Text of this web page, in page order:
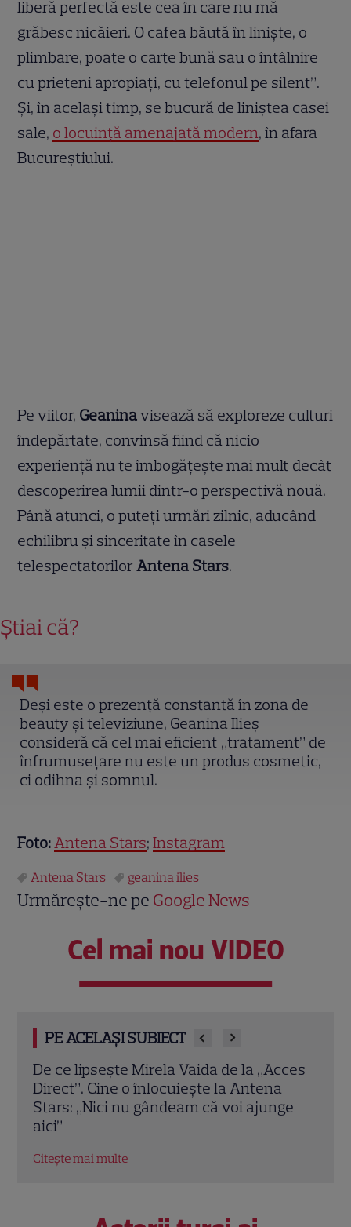
liberă perfectă este cea în care nu mă
grăbesc nicăieri. O cafea băută în linişte, o
plimbare, poate o carte bună sau o întâlnire
cu prieteni apropiaţi, cu telefonul pe silent”.
Și, în același timp, se bucură de liniștea casei
sale, o locuință amenajată modern, în afara
Bucureștiului.
Pe viitor, Geaninavisează să exploreze culturi
îndepărtate, convinsă fiind că nicio
experiență nu te îmbogățește mai mult decât
descoperirea lumii dintr-o perspectivă nouă.
Până atunci, o puteți urmări zilnic, aducând
echilibru și sinceritate în casele
telespectatorilorAntena Stars.
Știai că?
Deși este o prezență constantă în zona de
beauty și televiziune, Geanina Ilieș
consideră că cel mai eficient „tratament” de
înfrumusețare nu este un produs cosmetic,
ci odihna și somnul.
Foto: Antena Stars;Instagram
Antena Stars geanina ilies
Urmărește-ne pe Google News
Cel mai nou VIDEO
PE ACELAȘI SUBIECT
Geanina Ilieș, vacanță de vis în Grecia și
Istanbul alături de fiul ei. Cum se înțelege
vedeta cu Patrick, la 20 de ani, și ce
spune despre oferta de la PRO TV
Citește mai multe